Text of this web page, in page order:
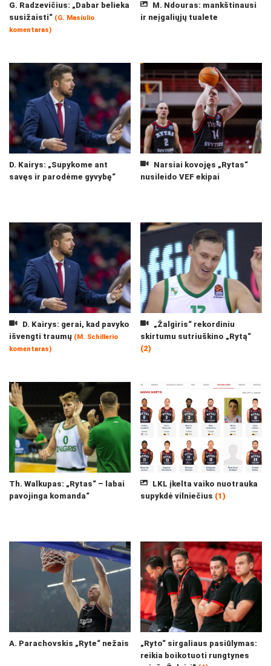
G. Radzevičius: „Dabar belieka
susižaisti“ (G. Masiulio
komentaras)
M. Ndouras: mankštinausi
ir neįgaliųjų tualete
D. Kairys: „Supykome ant
savęs ir parodėme gyvybę“
Narsiai kovojęs „Rytas“
nusileido VEF ekipai
D. Kairys: gerai, kad pavyko
išvengti traumų (M. Schillerio
komentaras)
„Žalgiris“ rekordiniu
skirtumu sutriuškino „Rytą“
(2)
Th. Walkupas: „Rytas“ – labai
pavojinga komanda“
LKL įkelta vaiko nuotrauka
supykdė vilniečius (1)
A. Parachovskis „Ryte“ nežais
„Ryto“ sirgaliaus pasiūlymas:
reikia boikotuoti rungtynes